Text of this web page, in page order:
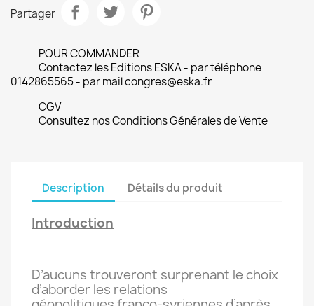
Partager
POUR COMMANDER
Contactez les Editions ESKA - par téléphone
0142865565 - par mail congres@eska.fr
CGV
Consultez nos Conditions Générales de Vente
Description Détails du produit
Introduction
D’aucuns trouveront surprenant le choix
d’aborder les relations